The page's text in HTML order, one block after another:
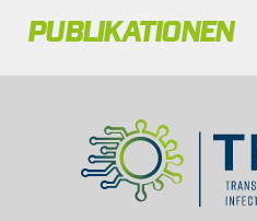
PUBLIKATIONEN